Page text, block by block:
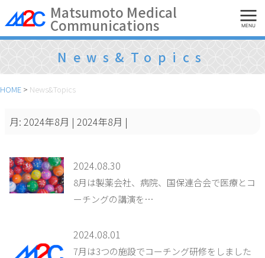
Skip
to
content
Matsumoto Medical
Communications MENU
News&Topics
HOME > News&Topics
月: 2024年8月 | 2024年8月 |
2024.08.30
8月は製薬会社、病院、国保連合会で医療とコ
ーチングの講演を…
2024.08.01
7月は3つの施設でコーチング研修をしました